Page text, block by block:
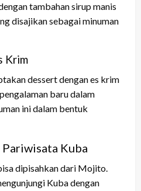
tambahan sirup manis
disajikan sebagai minuman
Krim
dessert dengan es krim
baru dalam
ini dalam bentuk
Kuba
dipisahkan dari Mojito.
Kuba dengan